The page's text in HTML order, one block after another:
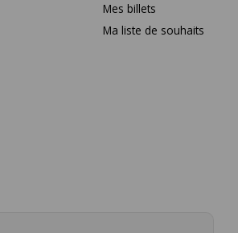
Mes billets
Ma liste de souhaits